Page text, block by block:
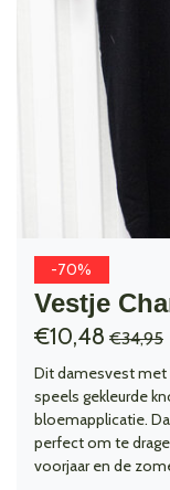
-70%
Vestje
€10,48 €34,95
Dit damesvest met
speels gekleurde
bloemapplicatie.
perfect om te
voorjaar en de